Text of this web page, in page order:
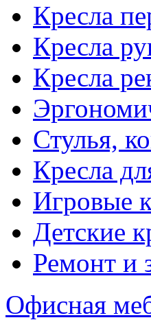
Кресла
Кресла
Кресла
Стулья,
Кресла
Игровые
Детские
Ремонт и
Офисная